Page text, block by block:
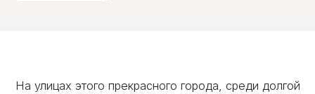
На улицах этого прекрасного города, среди долгой